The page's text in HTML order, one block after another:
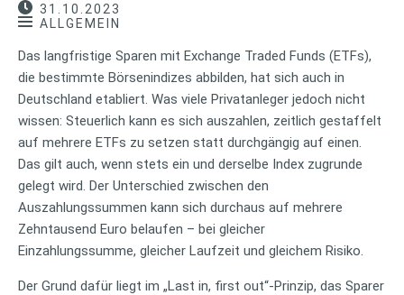
31.10.2023
ALLGEMEIN
Das langfristige Sparen mit Exchange Traded Funds (ETFs),
die bestimmte Börsenindizes abbilden, hat sich auch in
Deutschland etabliert. Was viele Privatanleger jedoch nicht
wissen: Steuerlich kann es sich auszahlen, zeitlich gestaffelt
auf mehrere ETFs zu setzen statt durchgängig auf einen.
Das gilt auch, wenn stets ein und derselbe Index zugrunde
gelegt wird. Der Unterschied zwischen den
Auszahlungssummen kann sich durchaus auf mehrere
Zehntausend Euro belaufen – bei gleicher
Einzahlungssumme, gleicher Laufzeit und gleichem Risiko.
Der Grund dafür liegt im „Last in, first out“-Prinzip, das Sparer